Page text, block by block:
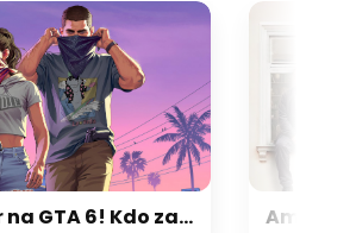
Nový trailer na GTA 6! Kdo zaplatí, ten jej uvidí o pár hodin dříve